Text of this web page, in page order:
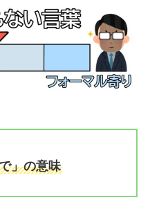
」の意味